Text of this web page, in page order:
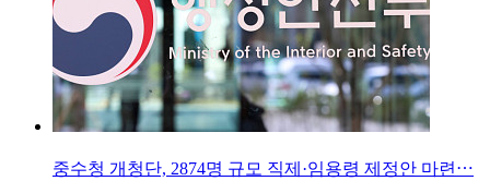
중수청 개청단, 2874명 규모 직제·임용령 제정안 마련⋯